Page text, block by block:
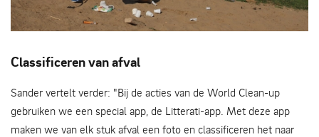
Classificeren van afval
Sander vertelt verder: "Bij de acties van de World Clean-up
gebruiken we een special app, de Litterati-app. Met deze app
maken we van elk stuk afval een foto en classificeren het naar